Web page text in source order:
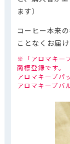
ます）
コーヒー本来
ことなくお届
※「アロマキー
商標登録です。
アロマキープパ
アロマキープバ